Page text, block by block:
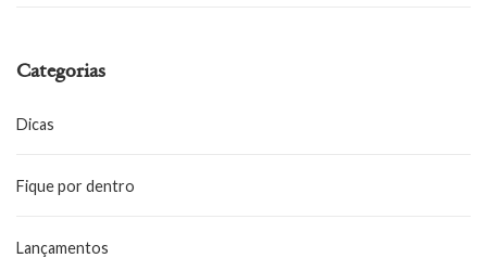
Categorias
Dicas
Fique por dentro
Lançamentos